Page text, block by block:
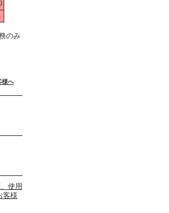
のみ
様へ